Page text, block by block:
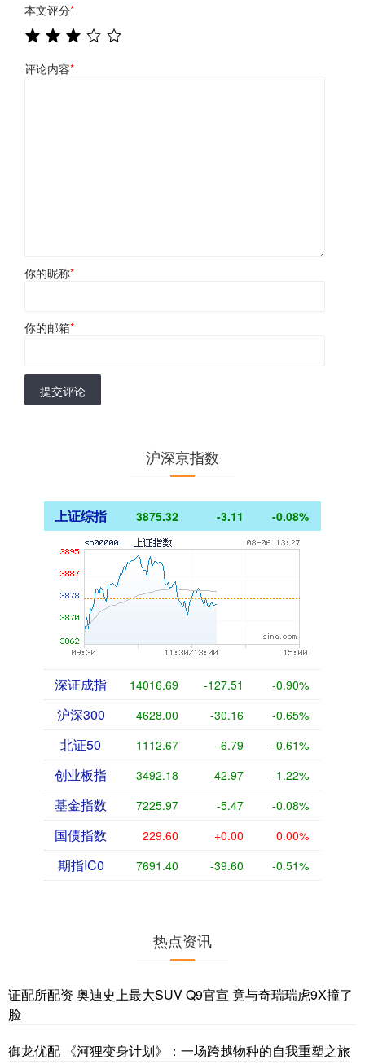
本文评分*
评论内容*
你的昵称*
你的邮箱*
提交评论
沪深京指数
上证综指 3875.32 -3.11 -0.08%
深证成指 14016.69 -127.51 -0.90%
沪深300 4628.00 -30.16 -0.65%
北证50 1112.67 -6.79 -0.61%
创业板指 3492.18 -42.97 -1.22%
基金指数 7225.97 -5.47 -0.08%
国债指数 229.60 +0.00 0.00%
期指IC0 7691.40 -39.60 -0.51%
热点资讯
证配所配资 奥迪史上最大SUV Q9官宣 竟与奇瑞瑞虎9X撞了
脸
御龙优配 《河狸变身计划》：一场跨越物种的自我重塑之旅